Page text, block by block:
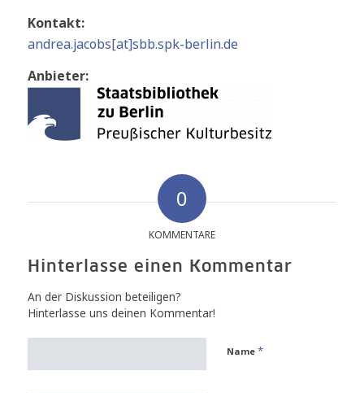
Kontakt:
andrea.jacobs[at]sbb.spk-berlin.de
Anbieter:
0
KOMMENTARE
Hinterlasse einen Kommentar
An der Diskussion beteiligen?
Hinterlasse uns deinen Kommentar!
Name *